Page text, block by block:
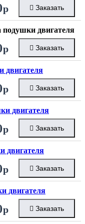
р Заказать
подушки двигателя
р Заказать
двигателя
р Заказать
двигателя
р Заказать
двигателя
р Заказать
двигателя
р Заказать